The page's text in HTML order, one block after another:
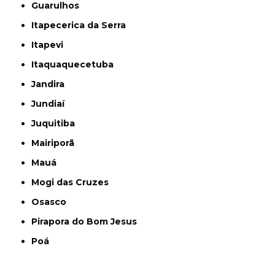
Guarulhos
Itapecerica da Serra
Itapevi
Itaquaquecetuba
Jandira
Jundiaí
Juquitiba
Mairiporã
Mauá
Mogi das Cruzes
Osasco
Pirapora do Bom Jesus
Poá